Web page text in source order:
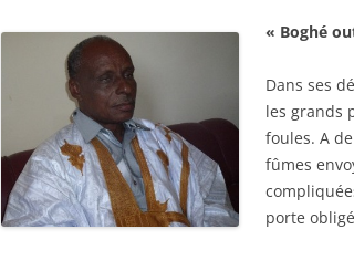
« Boghé
Dans ses
les grands
foules. A
fûmes
porte